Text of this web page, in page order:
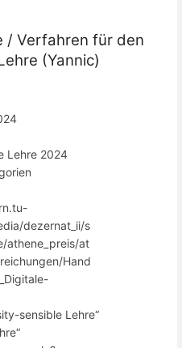
/ Verfahren für den
(Yannic)
Lehre 2024
dezernat_ii/s
athene_preis/at
Hand
sensible Lehre“